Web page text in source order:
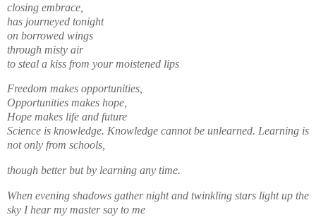
closing embrace,
has journeyed tonight
on borrowed wings
through misty air
to steal a kiss from your moistened lips
Freedom makes opportunities,
Opportunities makes hope,
Hope makes life and future
Science is knowledge. Knowledge cannot be unlearned. Learning is
not only from schools,
though better but by learning any time.
When evening shadows gather night and twinkling stars light up the
sky I hear my master say to me